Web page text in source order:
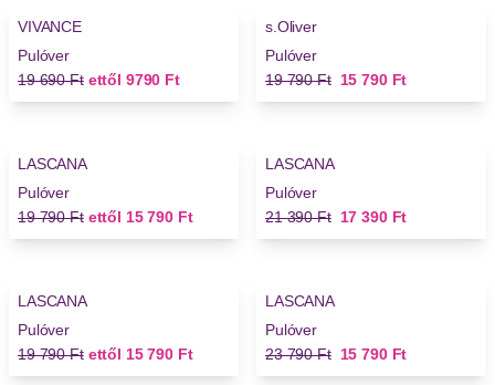
VIVANCE
Pulóver
Régi ár
19 690 Ft ettől Új ár
9790 Ft
s.Oliver
Pulóver
Régi ár
19 790 Ft Új ár
15 790 Ft
LASCANA
Pulóver
Régi ár
19 790 Ft ettől Új ár
15 790 Ft
LASCANA
Pulóver
Régi ár
21 390 Ft Új ár
17 390 Ft
LASCANA
Pulóver
Régi ár
19 790 Ft ettől Új ár
15 790 Ft
LASCANA
Pulóver
Régi ár
23 790 Ft Új ár
15 790 Ft